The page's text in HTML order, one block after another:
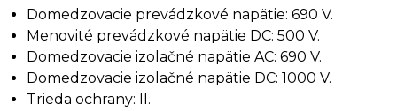
Domedzovacie prevádzkové napätie: 690 V.
Menovité prevádzkové napätie DC: 500 V.
Domedzovacie izolačné napätie AC: 690 V.
Domedzovacie izolačné napätie DC: 1000 V.
Trieda ochrany: II.